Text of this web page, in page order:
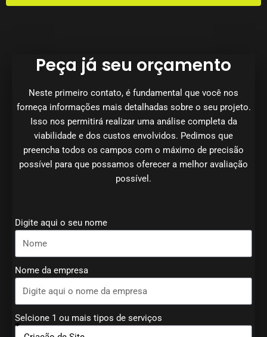
Peça já seu orçamento
Neste primeiro contato, é fundamental que você nos
forneça informações mais detalhadas sobre o seu projeto.
Isso nos permitirá realizar uma análise completa da
viabilidade e dos custos envolvidos. Pedimos que
preencha todos os campos com o máximo de precisão
possível para que possamos oferecer a melhor avaliação
possível.
Digite aqui o seu nome
Nome da empresa
Selcione 1 ou mais tipos de serviços